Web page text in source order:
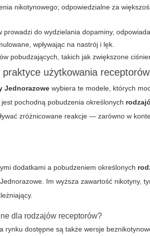
nikotynowego; odpowiedzialne za
prowadzi do wydzielania dopaminy,
wpływając na nastrój i lęk.
pobudzających, takich jak zwiększone
użytkowania
Jednorazowe wybiera te modele, których
pochodną pobudzenia określonych
zróżnicowane reakcje — zarówno w
dodatkami a pobudzeniem określonych
Im wyższa zawartość nikotyny,
dla rodzajów receptorów?
rynku dostępne są także wersje